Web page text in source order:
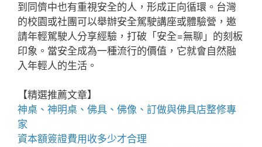
到同儕中也有重視安全的人，形成正向循環。台灣
的校園或社團可以舉辦安全駕駛講座或體驗營，邀
請年輕駕駛人分享經驗，打破「安全=無聊」的刻板
印象。當安全成為一種流行的價值，它就會自然融
入年輕人的生活。
【精選推薦文章】
神桌、 神明桌 、 佛具 、佛像、訂做與佛具店整修專
家
資本額簽證費用 收多少才合理